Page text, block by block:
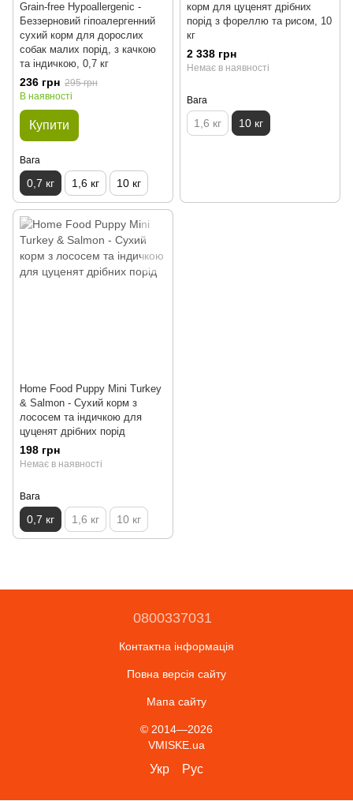
Grain-free Hypoallergenic -
Беззерновий гіпоалергенний
сухий корм для дорослих
собак малих порід, з качкою
та індичкою, 0,7 кг
236 грн 295 грн
В наявності
Купити
Вага
0,7 кг 1,6 кг 10 кг
корм для цуценят дрібних
порід з фореллю та рисом, 10
кг
2 338 грн
Немає в наявності
Вага
1,6 кг 10 кг
Home Food Puppy Mini Turkey
& Salmon - Сухий корм з
лососем та індичкою для
цуценят дрібних порід
198 грн
Немає в наявності
Вага
0,7 кг 1,6 кг 10 кг
0800337031
Контактна інформація
Повна версія сайту
Мапа сайту
© 2014—2026
VMISKE.ua
Укр Рус